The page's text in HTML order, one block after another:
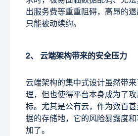
出服务费等重重阻碍，高昂的
只能被动续约。
2、 云端架构带来的安全压力
云端架构的集中式设计虽然带
理，但也使得平台本身成为了
标。尤其是公有云，作为数百
据的存储地，它的风险暴露度
加了。